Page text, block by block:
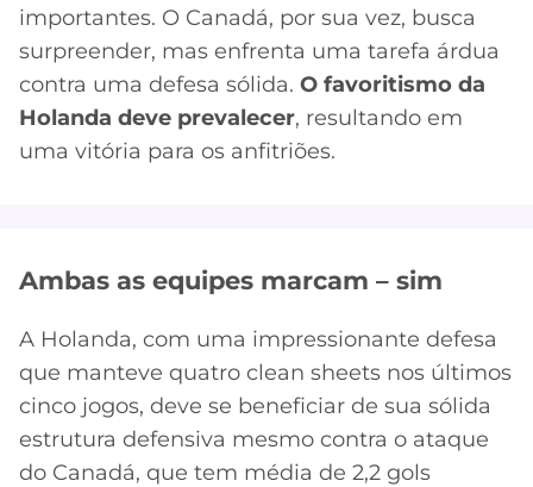
importantes. O Canadá, por sua vez, busca
surpreender, mas enfrenta uma tarefa árdua
contra uma defesa sólida. O favoritismo da
Holanda deve prevalecer, resultando em
uma vitória para os anfitriões.
Ambas as equipes marcam – sim
A Holanda, com uma impressionante defesa
que manteve quatro clean sheets nos últimos
cinco jogos, deve se beneficiar de sua sólida
estrutura defensiva mesmo contra o ataque
do Canadá, que tem média de 2,2 gols